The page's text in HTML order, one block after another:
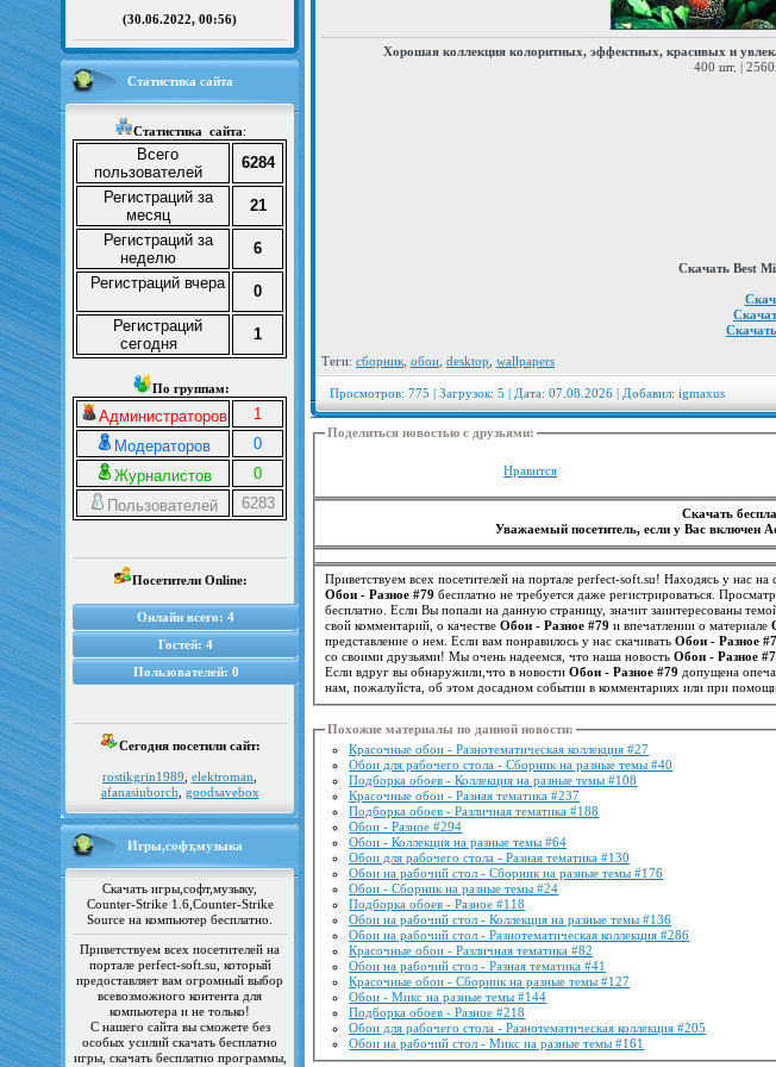
(30.06.2022, 00:56)
Статистика сайта
Статистика сайта:
Всего
пользователей
6284
Регистраций за
месяц
21
Регистраций за
неделю
6
Регистраций вчера
0
Регистраций
сегодня
1
По группам:
Администраторов
1
Модераторов
0
Журналистов
0
Пользователей
6283
Посетители Online:
Онлайн всего: 4
Гостей: 4
Пользователей: 0
Сегодня посетили сайт:
rostikgrin1989 elektroman
afanasiuborch goodsavebox
Игры,софт,музыка
Скачать игры,софт,музыку,
Counter-Strike 1.6,Counter-Strike
Source на компьютер бесплатно.
Приветствуем всех посетителей на
портале perfect-soft.su, который
предоставляет вам огромный выбор
всевозможного контента для
компьютера и не только!
С нашего сайта вы сможете без
особых усилий скачать бесплатно
игры, скачать бесплатно программы,
Хорошая коллекция колоритных, эффектных, красивых и
400 шт. |
Скачать Best
Теги: сборник обои desktop wallpapers
Просмотров: 775 | Загрузок: 5 | Дата: 07.08.2026 | Добавил: igmaxus
Поделиться новостью с друзьями:
Нравится
Скачать
Уважаемый посетитель, если у Вас включен
Приветствуем всех посетителей на портале perfect-soft.su! Находясь у нас
Обои - Разное #79 бесплатно не требуется даже регистрироваться.
бесплатно. Если Вы попали на данную страницу, значит заинтересованы
свой комментарий, о качествеОбои - Разное #79 и впечатлении о материале
представление о нем. Если вам понравилось у нас скачиватьОбои - Разное
со своими друзьями! Мы очень надеемся, что наша новостьОбои - Разное
Если вдруг вы обнаружили,что в новостиОбои - Разное #79 допущена
нам, пожалуйста, об этом досадном событии в комментариях или при
Похожие материалы по данной новости:
Красочные обои - Разнотематическая коллекция #27
Обои для рабочего стола - Сборник на разные темы #40
Подборка обоев - Коллекция на разные темы #108
Красочные обои - Разная тематика #237
Подборка обоев - Различная тематика #188
Обои - Разное #294
Обои - Коллекция на разные темы #64
Обои для рабочего стола - Разная тематика #130
Обои на рабочий стол - Сборник на разные темы #176
Обои - Сборник на разные темы #24
Подборка обоев - Разное #118
Обои на рабочий стол - Коллекция на разные темы #136
Обои на рабочий стол - Разнотематическая коллекция #286
Красочные обои - Различная тематика #82
Обои на рабочий стол - Разная тематика #41
Красочные обои - Сборник на разные темы #127
Обои - Микс на разные темы #144
Подборка обоев - Разное #218
Обои для рабочего стола - Разнотематическая коллекция #205
Обои на рабочий стол - Микс на разные темы #161